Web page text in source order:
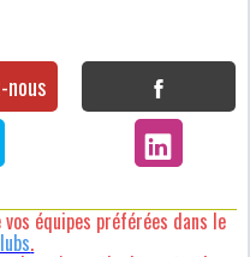
équipes préférées dans le
.